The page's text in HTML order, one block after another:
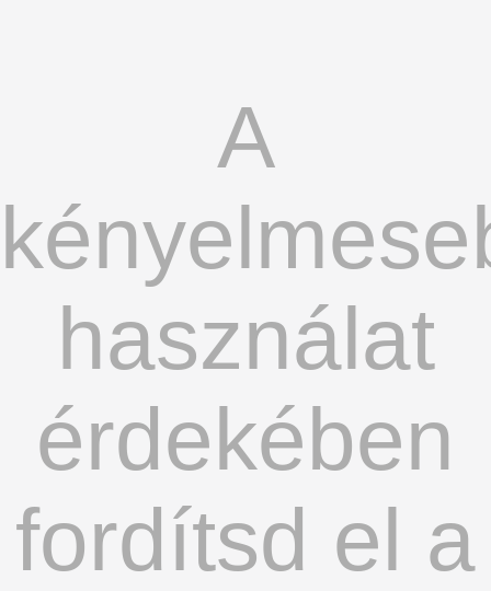
A
használat
érdekében
fordítsd el a